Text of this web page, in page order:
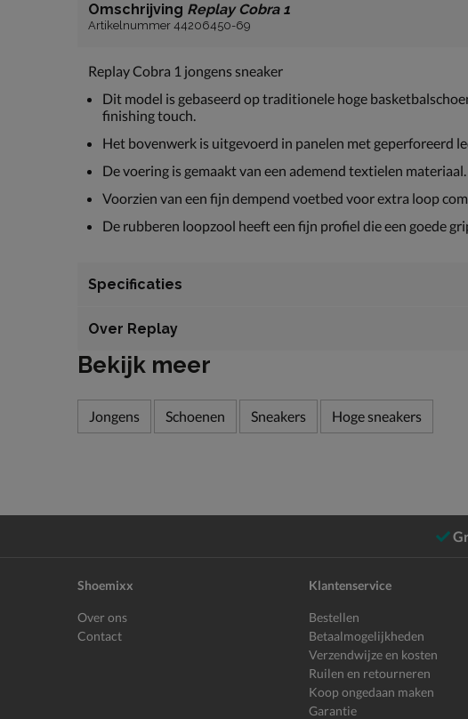
Omschrijving Replay Cobra 1
Artikelnummer 44206450-69
Replay Cobra 1 jongens sneaker
Dit model is gebaseerd op traditionele hoge
finishing touch.
Het bovenwerk is uitgevoerd in panelen met geperforeerd
De voering is gemaakt van een ademend textielen materiaal.
Voorzien van een fijn dempend voetbed voor extra loop
De rubberen loopzool heeft een fijn profiel die een goede
Specificaties
Over Replay
Bekijk meer
Jongens Schoenen Sneakers Hoge sneakers
Shoemixx
Over ons
Contact
Klantenservice
Bestellen
Betaalmogelijkheden
Verzendwijze en kosten
Ruilen en retourneren
Koop ongedaan maken
Garantie